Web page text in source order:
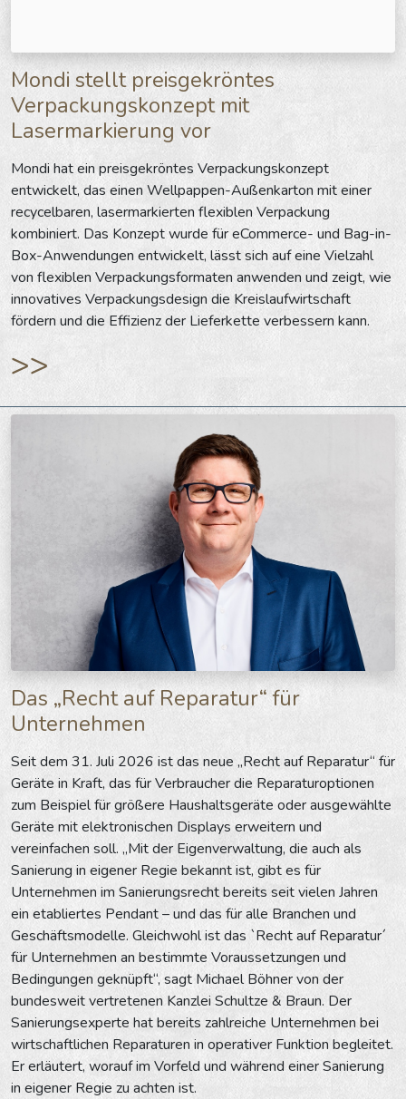
Mondi stellt preisgekröntes
Verpackungskonzept mit
Lasermarkierung vor
Mondi hat ein preisgekröntes Verpackungskonzept
entwickelt, das einen Wellpappen-Außenkarton mit einer
recycelbaren, lasermarkierten flexiblen Verpackung
kombiniert. Das Konzept wurde für eCommerce- und Bag-in-
Box-Anwendungen entwickelt, lässt sich auf eine Vielzahl
von flexiblen Verpackungsformaten anwenden und zeigt, wie
innovatives Verpackungsdesign die Kreislaufwirtschaft
fördern und die Effizienz der Lieferkette verbessern kann.
>>
Das „Recht auf Reparatur“ für
Unternehmen
Seit dem 31. Juli 2026 ist das neue „Recht auf Reparatur“ für
Geräte in Kraft, das für Verbraucher die Reparaturoptionen
zum Beispiel für größere Haushaltsgeräte oder ausgewählte
Geräte mit elektronischen Displays erweitern und
vereinfachen soll. „Mit der Eigenverwaltung, die auch als
Sanierung in eigener Regie bekannt ist, gibt es für
Unternehmen im Sanierungsrecht bereits seit vielen Jahren
ein etabliertes Pendant – und das für alle Branchen und
Geschäftsmodelle. Gleichwohl ist das `Recht auf Reparatur´
für Unternehmen an bestimmte Voraussetzungen und
Bedingungen geknüpft“, sagt Michael Böhner von der
bundesweit vertretenen Kanzlei Schultze & Braun. Der
Sanierungsexperte hat bereits zahlreiche Unternehmen bei
wirtschaftlichen Reparaturen in operativer Funktion begleitet.
Er erläutert, worauf im Vorfeld und während einer Sanierung
in eigener Regie zu achten ist.